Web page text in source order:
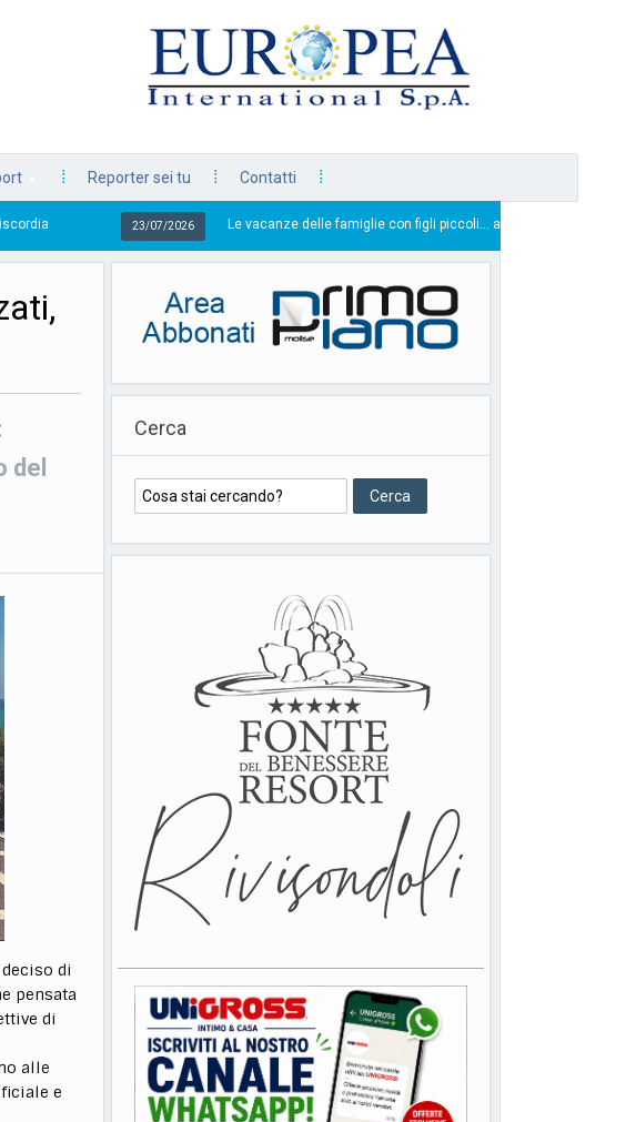
Reporter sei tu Contatti
23/07/2026 Le vacanze delle famiglie con figli piccoli… a casa, l’altra faccia della povertà
del
di
pensata
di
alle
e
Cerca